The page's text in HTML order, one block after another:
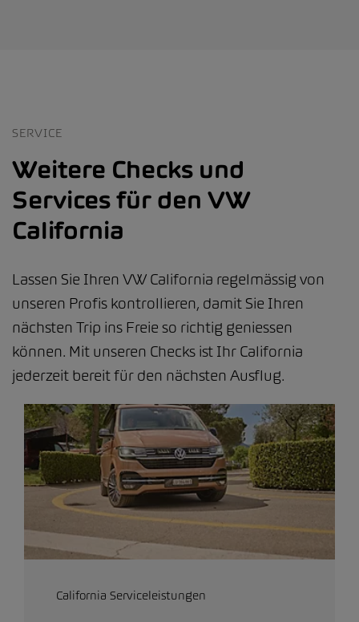
SERVICE
Weitere Checks und
Services für den VW
California
Lassen Sie Ihren VW California regelmässig von
unseren Profis kontrollieren, damit Sie Ihren
nächsten Trip ins Freie so richtig geniessen
können. Mit unseren Checks ist Ihr California
jederzeit bereit für den nächsten Ausflug.
California Serviceleistungen